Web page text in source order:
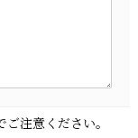
注意ください。